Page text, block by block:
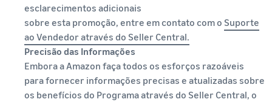
esclarecimentos adicionais
sobre esta promoção, entre em contato com o Suporte
ao Vendedor através do Seller Central.
Precisão das Informações
Embora a Amazon faça todos os esforços razoáveis
para fornecer informações precisas e atualizadas sobre
os benefícios do Programa através do Seller Central, o